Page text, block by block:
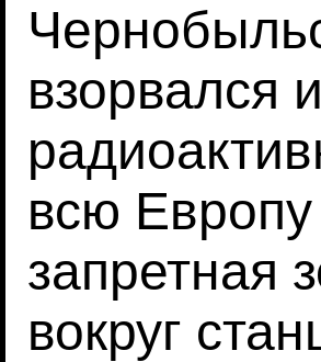
взорвался
всю
запретная
вокруг